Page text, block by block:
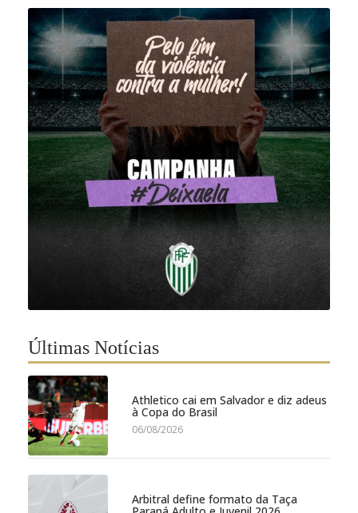
Últimas Notícias
Athletico cai em Salvador e diz adeus
à Copa do Brasil
06/08/2026
Arbitral define formato da Taça